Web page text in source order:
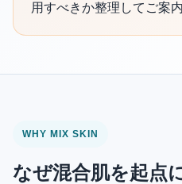
用すべきか整理してご案
WHY MIX SKIN
なぜ混合肌を起点